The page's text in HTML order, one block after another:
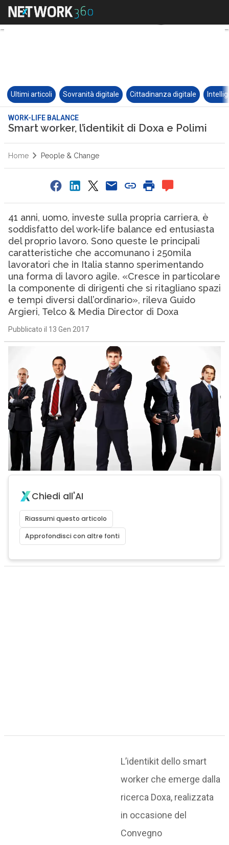
Ultimi articoli Sovranità digitale Cittadinanza digitale
WORK-LIFE BALANCE
Smart worker, l’identikit di Doxa e Polimi
Home People & Change
41 anni, uomo, investe sulla propria carriera, è
soddisfatto del work-life balance ed entusiasta
del proprio lavoro. Sono queste le principali
caratteristiche che accomunano i 250mila
lavoratori che in Italia stanno sperimentando
una forma di lavoro agile. «Cresce in particolare
la componente di dirigenti che si ritagliano spazi
e tempi diversi dall’ordinario», rileva Guido
Argieri, Telco & Media Director di Doxa
Pubblicato il 13 Gen 2017
Chiedi all'AI
Riassumi questo articolo
Approfondisci con altre fonti
L’identikit dello smart
worker che emerge dalla
ricerca Doxa, realizzata
in occasione del
Convegno